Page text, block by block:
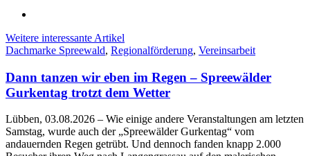
Weitere interessante Artikel
Dachmarke Spreewald, Regionalförderung, Vereinsarbeit
Dann tanzen wir eben im Regen – Spreewälder
Gurkentag trotzt dem Wetter
Lübben, 03.08.2026 – Wie einige andere Veranstaltungen am letzten
Samstag, wurde auch der „Spreewälder Gurkentag“ vom
andauernden Regen getrübt. Und dennoch fanden knapp 2.000